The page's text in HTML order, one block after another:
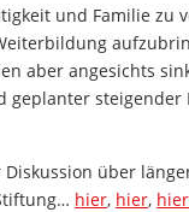
und Familie zu
aber angesichts
geplanter steigender
Diskussion über
hier, hier,